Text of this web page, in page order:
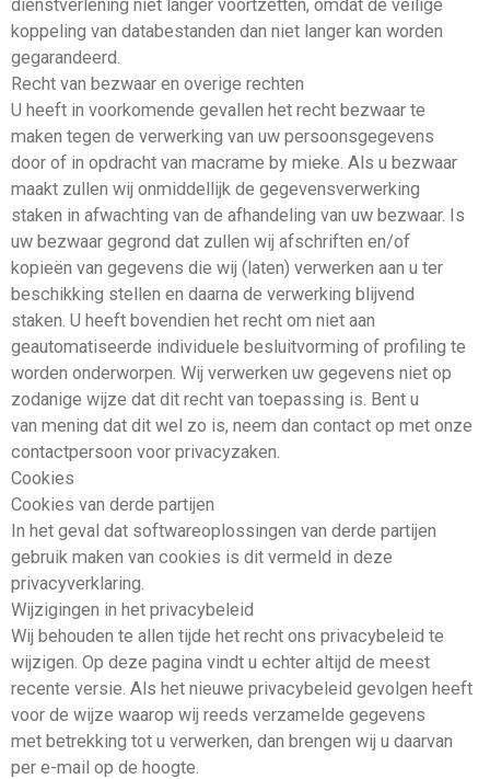
dienstverlening niet langer voortzetten, omdat de veilige
koppeling van databestanden dan niet langer kan worden
gegarandeerd.
Recht van bezwaar en overige rechten
U heeft in voorkomende gevallen het recht bezwaar te
maken tegen de verwerking van uw persoonsgegevens
door of in opdracht van macrame by mieke. Als u bezwaar
maakt zullen wij onmiddellijk de gegevensverwerking
staken in afwachting van de afhandeling van uw bezwaar. Is
uw bezwaar gegrond dat zullen wij afschriften en/of
kopieën van gegevens die wij (laten) verwerken aan u ter
beschikking stellen en daarna de verwerking blijvend
staken. U heeft bovendien het recht om niet aan
geautomatiseerde individuele besluitvorming of profiling te
worden onderworpen. Wij verwerken uw gegevens niet op
zodanige wijze dat dit recht van toepassing is. Bent u
van mening dat dit wel zo is, neem dan contact op met onze
contactpersoon voor privacyzaken.
Cookies
Cookies van derde partijen
In het geval dat softwareoplossingen van derde partijen
gebruik maken van cookies is dit vermeld in deze
privacyverklaring.
Wijzigingen in het privacybeleid
Wij behouden te allen tijde het recht ons privacybeleid te
wijzigen. Op deze pagina vindt u echter altijd de meest
recente versie. Als het nieuwe privacybeleid gevolgen heeft
voor de wijze waarop wij reeds verzamelde gegevens
met betrekking tot u verwerken, dan brengen wij u daarvan
per e-mail op de hoogte.